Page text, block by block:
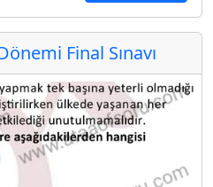
Final Sınavı